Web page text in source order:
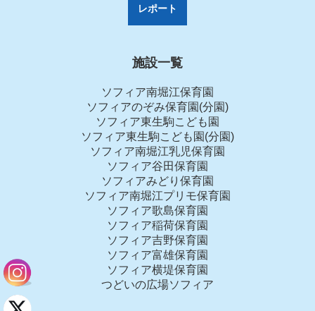
レポート
施設一覧
ソフィア南堀江保育園
ソフィアのぞみ保育園(分園)
ソフィア東生駒こども園
ソフィア東生駒こども園(分園)
ソフィア南堀江乳児保育園
ソフィア谷田保育園
ソフィアみどり保育園
ソフィア南堀江プリモ保育園
ソフィア歌島保育園
ソフィア稲荷保育園
ソフィア吉野保育園
ソフィア富雄保育園
ソフィア横堤保育園
つどいの広場ソフィア